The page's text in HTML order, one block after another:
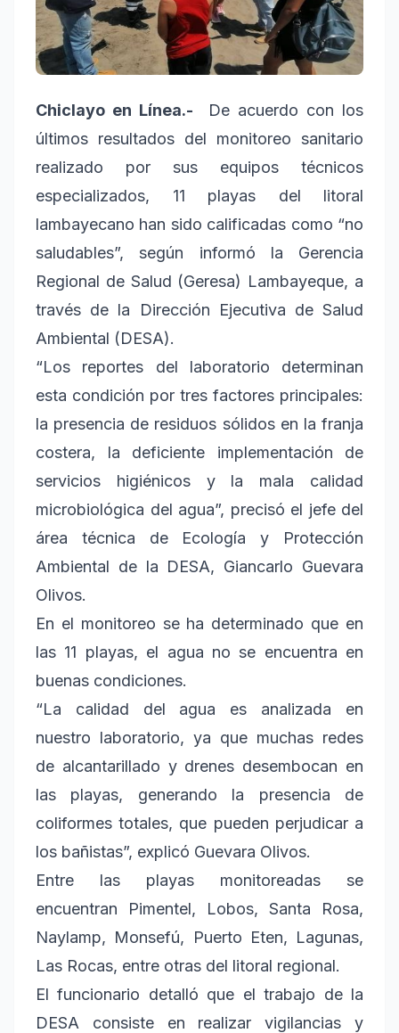
Chiclayo en Línea.- De acuerdo con los
últimos resultados del monitoreo sanitario
realizado por sus equipos técnicos
especializados, 11 playas del litoral
lambayecano han sido calificadas como “no
saludables”, según informó la Gerencia
Regional de Salud (Geresa) Lambayeque, a
través de la Dirección Ejecutiva de Salud
Ambiental (DESA).
“Los reportes del laboratorio determinan
esta condición por tres factores principales:
la presencia de residuos sólidos en la franja
costera, la deficiente implementación de
servicios higiénicos y la mala calidad
microbiológica del agua”, precisó el jefe del
área técnica de Ecología y Protección
Ambiental de la DESA, Giancarlo Guevara
Olivos.
En el monitoreo se ha determinado que en
las 11 playas, el agua no se encuentra en
buenas condiciones.
“La calidad del agua es analizada en
nuestro laboratorio, ya que muchas redes
de alcantarillado y drenes desembocan en
las playas, generando la presencia de
coliformes totales, que pueden perjudicar a
los bañistas”, explicó Guevara Olivos.
Entre las playas monitoreadas se
encuentran Pimentel, Lobos, Santa Rosa,
Naylamp, Monsefú, Puerto Eten, Lagunas,
Las Rocas, entre otras del litoral regional.
El funcionario detalló que el trabajo de la
DESA consiste en realizar vigilancias y